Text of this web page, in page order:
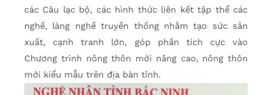
các Câu lạc bộ, các hình thức liên kết tập thể các
nghề, làng nghề truyền thống nhằm tạo sức sản
xuất, cạnh tranh lớn, góp phần tích cực vào
Chương trình nông thôn mới nâng cao, nông thôn
mới kiểu mẫu trên địa bàn tỉnh.